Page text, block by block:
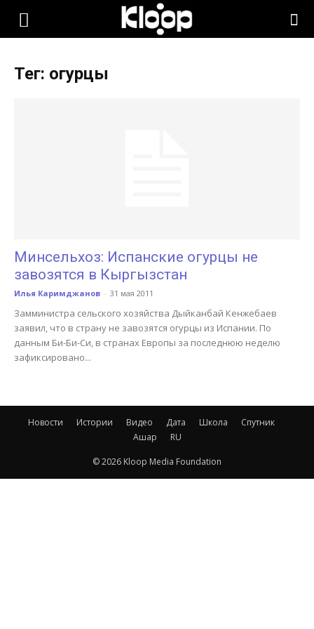
KLOOP.KG
Тег: огурцы
Минсельхоз: Испанские огурцы не
завозятся в Кыргызстан
Илья Каримджанов - 31 мая 2011
Замминистра сельского хозяйства Дыйканбай Кенжебаев
заявил, что в страну не завозятся огурцы из Испании. По
данным Би-Би-Си, в странах Европы за последнюю неделю
зафиксировано...
Новости Истории Видео Дата Школа
Спутник
Ашар
RU
© 2026 Kloop Media Foundation